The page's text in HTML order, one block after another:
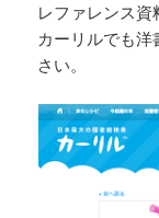
レファレンス資
カーリルでも
さい。